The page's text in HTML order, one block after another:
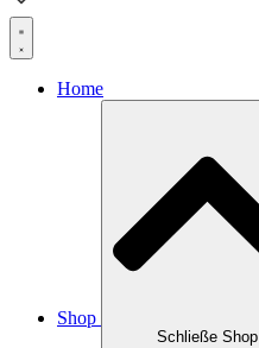
Home
Shop
Schließe Shop